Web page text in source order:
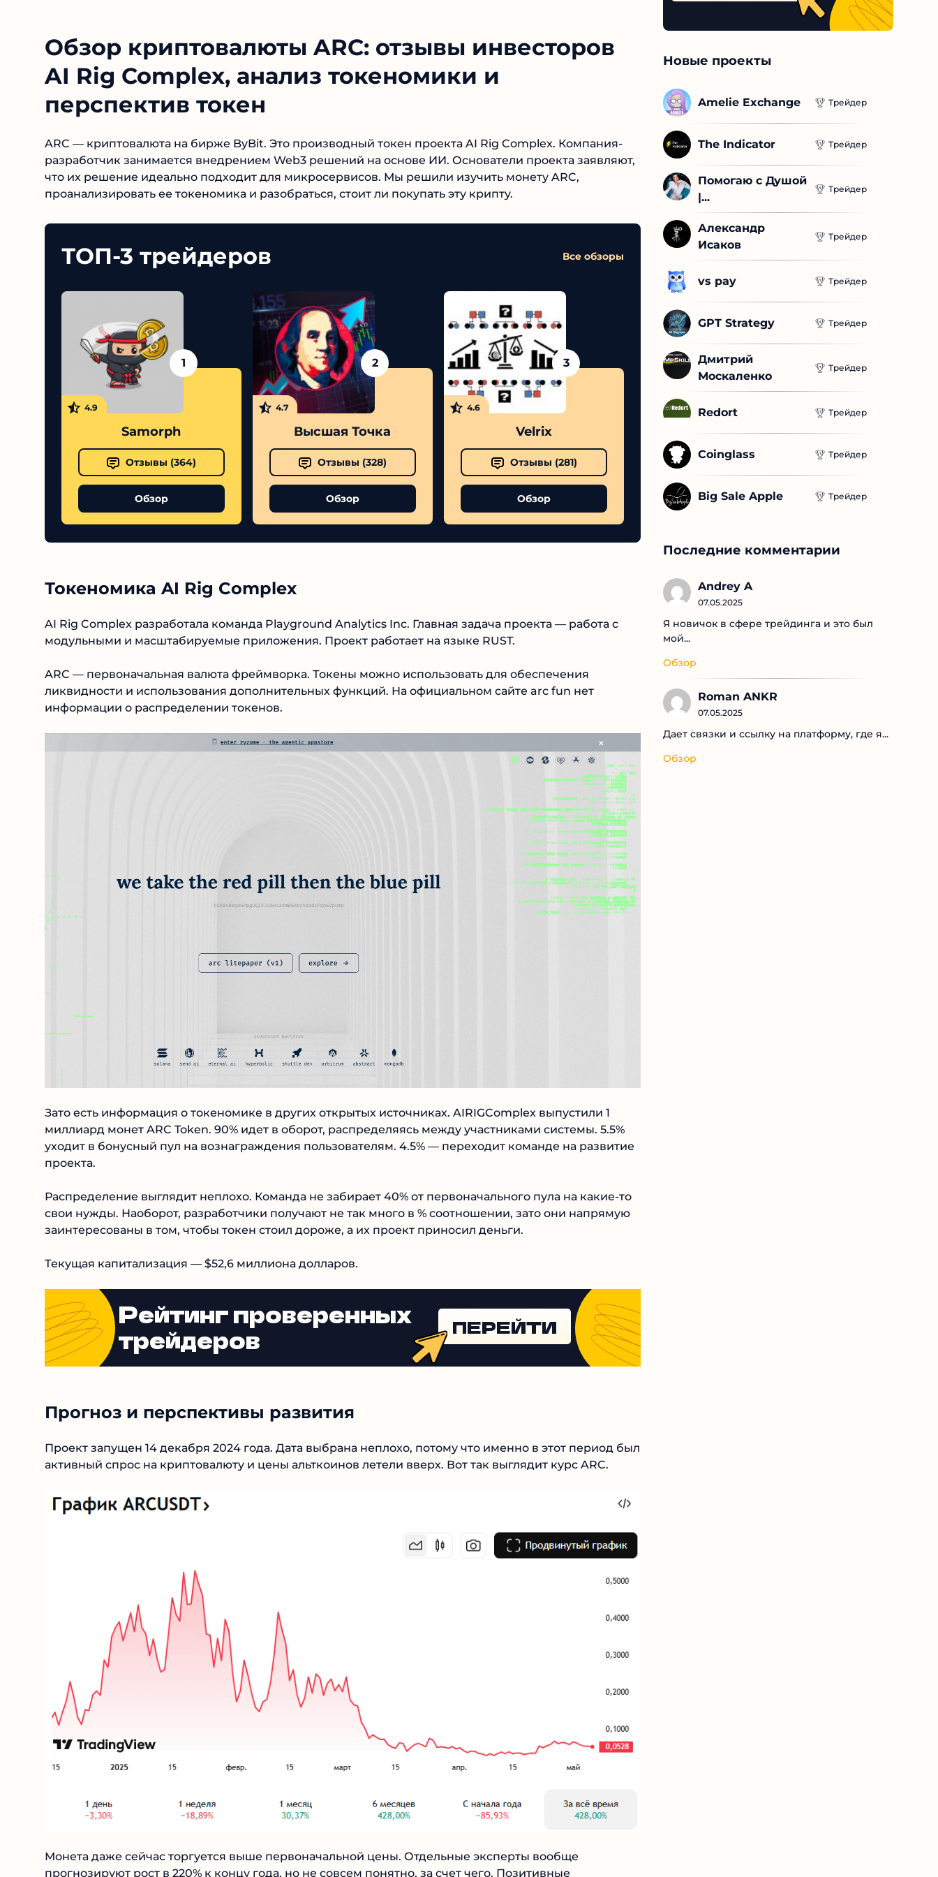
Обзор криптовалюты ARC: отзывы инвесторов
AI Rig Complex, анализ токеномики и
перспектив токен
ARC — криптовалюта на бирже ByBit. Это производный токен проекта AI Rig Complex. Компания-
разработчик занимается внедрением Web3 решений на основе ИИ. Основатели проекта
заявляют, что их решение идеально подходит для микросервисов. Мы решили изучить монету
ARC, проанализировать ее токеномика и разобраться, стоит ли покупать эту крипту.
ТОП-3 трейдеров Все обзоры
1
4.9
Samorph
Отзывы ( 364)
Обзор
2
4.7
Высшая Точка
Отзывы ( 328)
Обзор
4.6
Velrix
Отзывы (281)
Обзор
Токеномика AI Rig Complex
AI Rig Complex разработала команда Playground Analytics Inc. Главная задача проекта — работа с
модульными и масштабируемые приложения. Проект работает на языке RUST.
ARC — первоначальная валюта фреймворка. Токены можно использовать для обеспечения
ликвидности и использования дополнительных функций. На официальном сайте arc fun нет
информации о распределении токенов.
Зато есть информация о токеномике в других открытых источниках. AIRIGComplex выпустили 1
миллиард монет ARC Token. 90% идет в оборот, распределяясь между участниками системы. 5.5%
уходит в бонусный пул на вознаграждения пользователям. 4.5% — переходит команде на развитие
проекта.
Распределение выглядит неплохо. Команда не забирает 40% от первоначального пула на какие-то
свои нужды. Наоборот, разработчики получают не так много в % соотношении, зато они напрямую
заинтересованы в том, чтобы токен стоил дороже, а их проект приносил деньги.
Текущая капитализация — $52,6 миллиона долларов.
Рейтинг проверенных
трейдеров
ПЕРЕЙТИ
Прогноз и перспективы развития
Проект запущен 14 декабря 2024 года. Дата выбрана неплохо, потому что именно в этот период
был активный спрос на криптовалюту и цены альткоинов летели вверх. Вот так выглядит курс
Монета даже сейчас торгуется выше первоначальной цены. Отдельные эксперты вообще
Новые проекты
Amelie Exchange Трейдер
The Indicator Трейдер
Помогаю с Душой
|...
Трейдер
Александр
Исаков
Трейдер
vs pay Трейдер
GPT Strategy Трейдер
Дмитрий
Москаленко
Трейдер
Redort Трейдер
Coinglass Трейдер
Big Sale Apple Трейдер
Последние комментарии
Andrey A
07.05.2025
Я новичок в сфере трейдинга и это был
мой...
Обзор
Roman ANKR
07.05.2025
Дает связки и ссылку на платформу, где я...
Обзор
Samorph
4.9
экспертами
Tehnoobzor: высокий ROI, честная
статистика и сотни довольных